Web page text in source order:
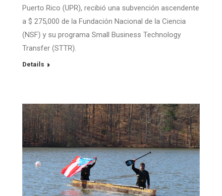
Puerto Rico (UPR), recibió una subvención ascendente
a $ 275,000 de la Fundación Nacional de la Ciencia
(NSF) y su programa Small Business Technology
Transfer (STTR).
Details